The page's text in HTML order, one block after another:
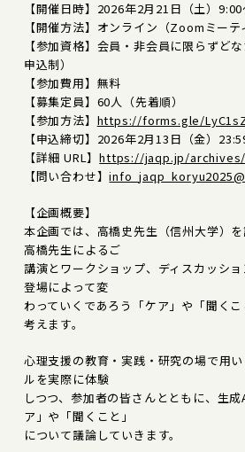
【開催日時】2026年2月21日（土）
【開催方法】オンライン（Zoomミーテ
【参加資格】会員・非会員に限らずど
申込制）
【参加費用】無料
【募集定員】60人（先着順）
【参加方法】 https://forms.gle/
【申込締切】2026年2月13日（金）
【詳細 URL】https://jaqp.jp/
【問い合わせ】
【企画概要】
本企画では、高橋史先生（信州大学）を
高橋先生によるご
講演とワークショップ、ディスカッシ
登場によって変
わっていくであろう「ケア」や「聞く
考えます。
心理支援の教育・実践・研究の場で用
ルを実際に体験
しつつ、参加者の皆さんとともに、生
ア」や「聞くこと」
について議論していきます。